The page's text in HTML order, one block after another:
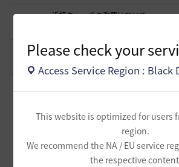
Please check your
Access Service Region : Black
This website is optimized for users
region.
We recommend the NA / EU service
the respective
近接キャッチの改悪について
4
ゲーム起動時の手間を省略してほしい
2025.08.09
15
生活用の補助道具について
エンカ-日本
ソンカクシ7災について